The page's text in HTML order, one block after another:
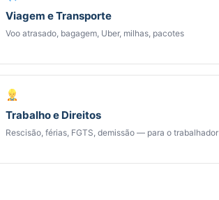
Viagem e Transporte
Voo atrasado, bagagem, Uber, milhas, pacotes
Trabalho e Direitos
Rescisão, férias, FGTS, demissão — para o trabalhador